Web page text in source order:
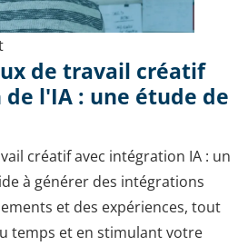
de travail créatif
l'IA : une étude de
créatif avec intégration IA : un
à générer des intégrations
et des expériences, tout
temps et en stimulant votre